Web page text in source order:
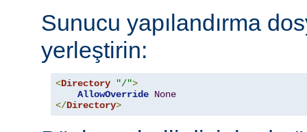
Sunucu yapılandırma
yerleştirin:
<Directory "/">
AllowOverride None
</Directory>